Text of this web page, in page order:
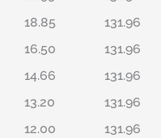
18.85
131.96
16.50
131.96
14.66
131.96
13.20
131.96
12.00
131.96